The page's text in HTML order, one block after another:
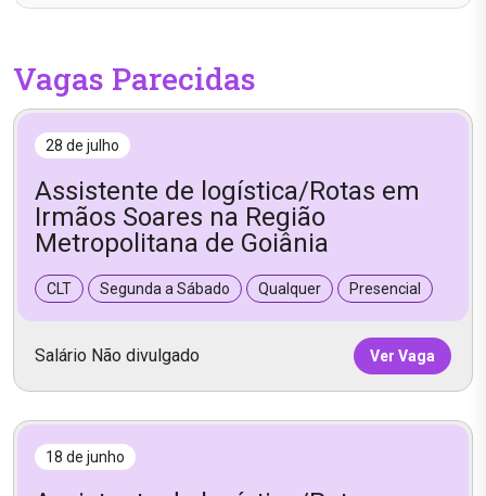
Vagas Parecidas
28 de julho
Assistente de logística/Rotas em
Irmãos Soares na Região
Metropolitana de Goiânia
CLT Segunda a Sábado Qualquer Presencial
Salário Não divulgado Ver Vaga
18 de junho